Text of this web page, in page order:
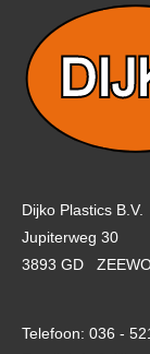
Dijko Plastics B.V.
Jupiterweg 30
3893 GD
Telefoon: 036 -